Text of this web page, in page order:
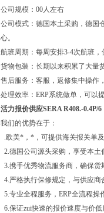
公司规模：00人左右
公司模式：德国本土采购，德国
心。
航班周期：每周安排3-4次航班，
货物包装：长期以来积累了大量
售后服务：客服，返修集中操作
处理效率：ERP系统做单，可以
活力报价供应SERA R408.-0.4P/6
我们的优势在于：
.欧美*，*，可提供海关报关单
2.德国公司源头采购，享受本
3.携手优秀物流服务商，确保货
4.严格执行保修规定，与供应商
5.专业全程服务，ERP全流程操
6.保证zui快速的报价速度与价